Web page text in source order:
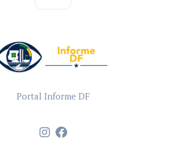
Portal Informe DF